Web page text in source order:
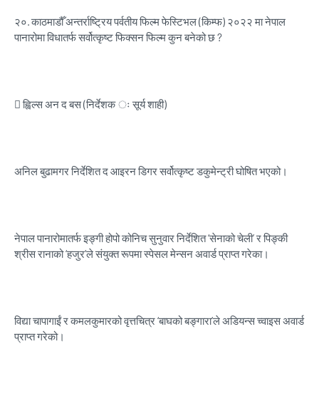
२०.काठमाडौँ अन्तर्राष्ट्रिय पर्वतीय फिल्म फेस्टिभल (किम्फ) २०२२ मा नेपाल
पानारोमा विधातर्फ सर्वोत्कृष्ट फिक्सन फिल्म कुन बनेको छ ?
 ह्विल्स अन द बस (निर्देशक ः सूर्य शाही)
अनिल बुढामगर निर्देशित द आइरन डिगर सर्वोत्कृष्ट डकुमेन्ट्री घोषित भएको।
नेपाल पानारोमातर्फ इङ्गी होपो कोनिच सुनुवार निर्देशित ‘सेनाको चेली’ र पिङ्की
श्रीस रानाको ‘हजुर’ले संयुक्त रूपमा स्पेसल मेन्सन अवार्ड प्राप्त गरेका।
विद्या चापागाईं र कमलकुमारको वृत्तचित्र ‘बाघको बङ्गारा’ले अडियन्स च्वाइस अवार्ड
प्राप्त गरेको।